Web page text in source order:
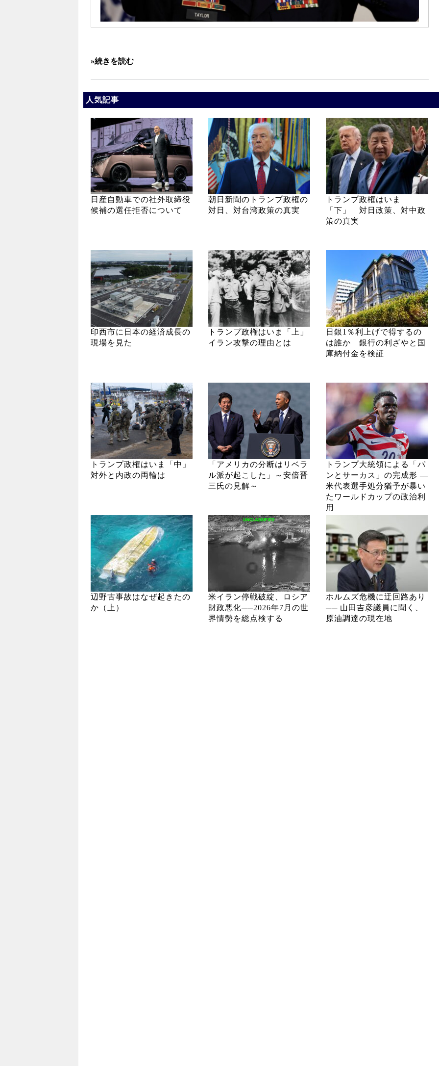
»続きを読む
人気記事
日産自動車での社外取締役
候補の選任拒否について
朝日新聞のトランプ政権の
対日、対台湾政策の真実
トランプ政権はいま
「下」 対日政策、対中政
策の真実
印西市に日本の経済成長の
現場を見た
トランプ政権はいま「上」
イラン攻撃の理由とは
日銀1％利上げで得するの
は誰か 銀行の利ざやと国
庫納付金を検証
トランプ政権はいま「中」
対外と内政の両輪は
「アメリカの分断はリベラ
ル派が起こした」～安倍晋
三氏の見解～
トランプ大統領による「パ
ンとサーカス」の完成形 ―
米代表選手処分猶予が暴い
たワールドカップの政治利
用
辺野古事故はなぜ起きたの
か（上）
米イラン停戦破綻、ロシア
財政悪化──2026年7月の世
界情勢を総点検する
ホルムズ危機に迂回路あり
── 山田吉彦議員に聞く、
原油調達の現在地